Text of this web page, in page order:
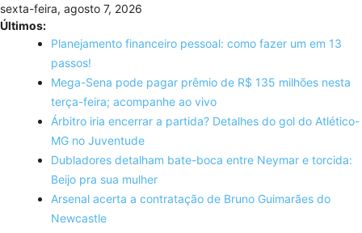
Skip
to
content
sexta-feira, agosto 7, 2026
Últimos:
Planejamento financeiro pessoal: como fazer um em 13
passos!
Mega-Sena pode pagar prêmio de R$ 135 milhões nesta
terça-feira; acompanhe ao vivo
Árbitro iria encerrar a partida? Detalhes do gol do Atlético-
MG no Juventude
Dubladores detalham bate-boca entre Neymar e torcida:
Beijo pra sua mulher
Arsenal acerta a contratação de Bruno Guimarães do
Newcastle